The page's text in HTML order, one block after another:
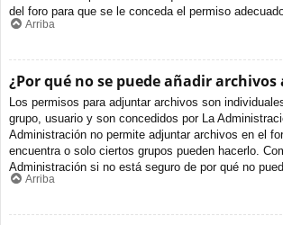
del foro para que se le conceda el permiso
Arriba
¿Por qué no se puede añadir
Los permisos para adjuntar archivos son
grupo, usuario y son concedidos por La
Administración no permite adjuntar archivos en el
encuentra o solo ciertos grupos pueden hacerlo.
Administración si no está seguro de por qué no
Arriba